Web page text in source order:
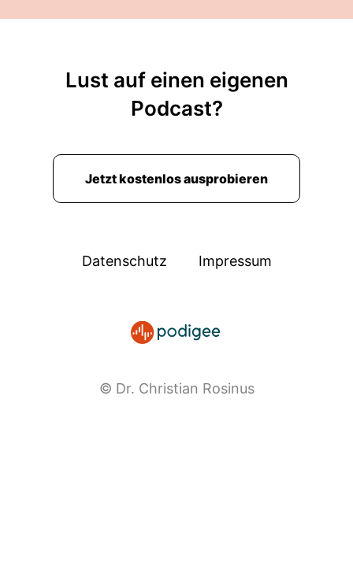
Lust auf einen eigenen
Podcast?
Jetzt kostenlos ausprobieren
Datenschutz Impressum
© Dr. Christian Rosinus